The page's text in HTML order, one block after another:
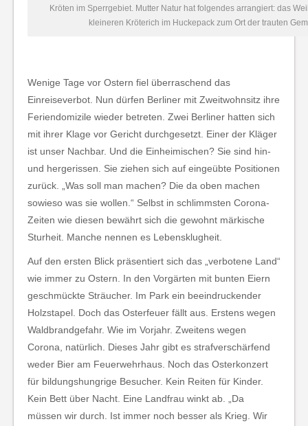
Kröten im Sperrgebiet. Mutter Natur hat folgendes arrangiert: das
kleineren Kröterich im Huckepack zum Ort der trauten
Wenige Tage vor Ostern fiel überraschend das
Einreiseverbot. Nun dürfen Berliner mit Zweitwohnsitz ihre
Feriendomizile wieder betreten. Zwei Berliner hatten sich
mit ihrer Klage vor Gericht durchgesetzt. Einer der Kläger
ist unser Nachbar. Und die Einheimischen? Sie sind hin-
und hergerissen. Sie ziehen sich auf eingeübte Positionen
zurück. „Was soll man machen? Die da oben machen
sowieso was sie wollen.“ Selbst in schlimmsten Corona-
Zeiten wie diesen bewährt sich die gewohnt märkische
Sturheit. Manche nennen es Lebensklugheit.
Auf den ersten Blick präsentiert sich das „verbotene Land“
wie immer zu Ostern. In den Vorgärten mit bunten Eiern
geschmückte Sträucher. Im Park ein beeindruckender
Holzstapel. Doch das Osterfeuer fällt aus. Erstens wegen
Waldbrandgefahr. Wie im Vorjahr. Zweitens wegen
Corona, natürlich. Dieses Jahr gibt es strafverschärfend
weder Bier am Feuerwehrhaus. Noch das Osterkonzert
für bildungshungrige Besucher. Kein Reiten für Kinder.
Kein Bett über Nacht. Eine Landfrau winkt ab. „Da
müssen wir durch. Ist immer noch besser als Krieg. Wir